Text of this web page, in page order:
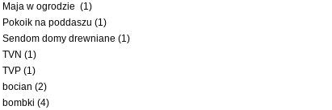
Maja w ogrodzie (1)
Pokoik na poddaszu (1)
Sendom domy drewniane (1)
TVN (1)
TVP (1)
bocian (2)
bombki (4)